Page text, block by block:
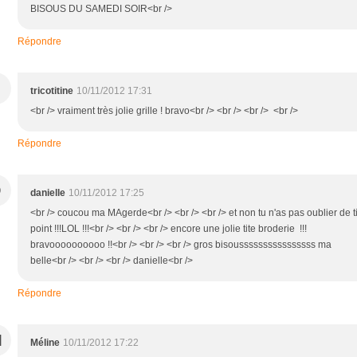
BISOUS DU SAMEDI SOIR<br />
Répondre
tricotitine 10/11/2012 17:31
<br /> vraiment très jolie grille ! bravo<br /> <br /> <br /> <br />
Répondre
danielle 10/11/2012 17:25
<br /> coucou ma MAgerde<br /> <br /> <br /> et non tu n'as pas oublier de
point !!!LOL !!!<br /> <br /> <br /> encore une jolie tite broderie !!!
bravoooooooooo !!<br /> <br /> <br /> gros bisoussssssssssssssss ma
belle<br /> <br /> <br /> danielle<br />
Répondre
Méline 10/11/2012 17:22